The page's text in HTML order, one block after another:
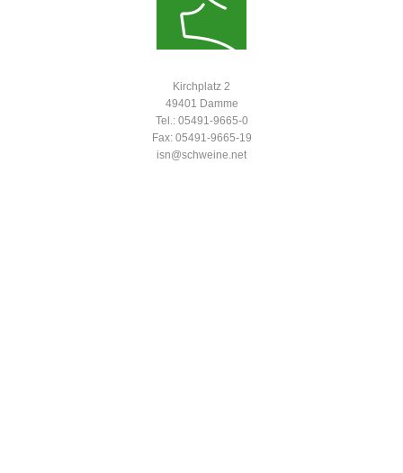
Kirchplatz 2
49401 Damme
Tel.: 05491-9665-0
Fax: 05491-9665-19
isn@schweine.net